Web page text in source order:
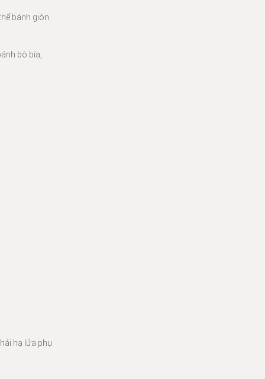
bánh giòn
bò bía,
hạ lửa phụ